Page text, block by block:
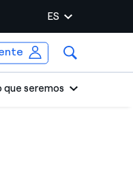
ES
que seremos